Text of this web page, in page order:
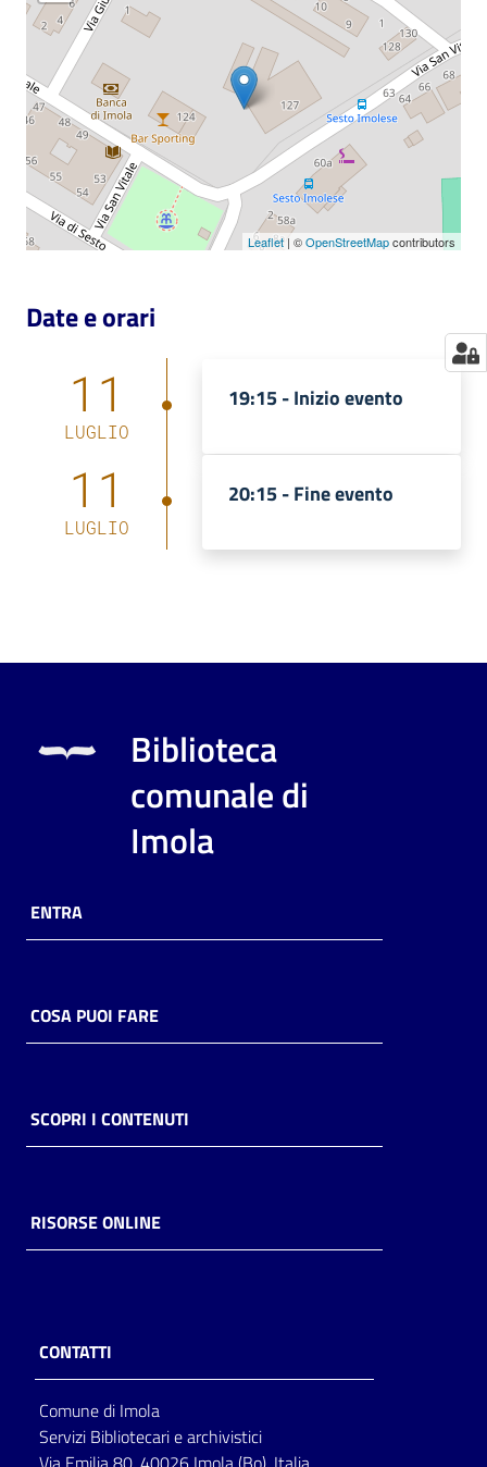
Chiedi al
bibliotecario
Avvisi
Orari
Leaflet | ©OpenStreetMapcontributors
Date e orari
11
LUGLIO
19:15 -Inizio evento
11
LUGLIO
20:15 -Fine evento
Biblioteca
comunale di
Imola
ENTRA
COSA PUOI FARE
SCOPRI I CONTENUTI
RISORSE ONLINE
CONTATTI
Comune di Imola
Servizi Bibliotecari e archivistici